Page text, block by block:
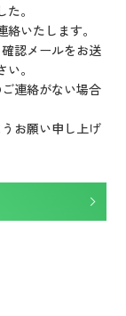
。
いたします。
認メールをお送
。
連絡がない場合
お願い申し上げ